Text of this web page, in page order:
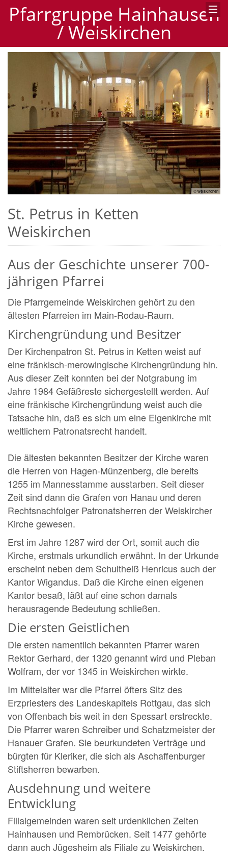
Pfarrgruppe Hainhausen
/ Weiskirchen
© weiskirchen
St. Petrus in Ketten
Weiskirchen
Aus der Geschichte unserer 700-
jährigen Pfarrei
Die Pfarrgemeinde Weiskirchen gehört zu den
ältesten Pfarreien im Main-Rodau-Raum.
Kirchengründung und Besitzer
Der Kirchenpatron St. Petrus in Ketten weist auf
eine fränkisch-merowingische Kirchengründung hin.
Aus dieser Zeit konnten bei der Notgrabung im
Jahre 1984 Gefäßreste sichergestellt werden. Auf
eine fränkische Kirchengründung weist auch die
Tatsache hin, daß es sich um eine Eigenkirche mit
weltlichem Patronatsrecht handelt.
Die ältesten bekannten Besitzer der Kirche waren
die Herren von Hagen-Münzenberg, die bereits
1255 im Mannesstamme ausstarben. Seit dieser
Zeit sind dann die Grafen von Hanau und deren
Rechtsnachfolger Patronatsherren der Weiskircher
Kirche gewesen.
Erst im Jahre 1287 wird der Ort, somit auch die
Kirche, erstmals urkundlich erwähnt. In der Urkunde
erscheint neben dem Schultheiß Henricus auch der
Kantor Wigandus. Daß die Kirche einen eigenen
Kantor besaß, läßt auf eine schon damals
herausragende Bedeutung schließen.
Die ersten Geistlichen
Die ersten namentlich bekannten Pfarrer waren
Rektor Gerhard, der 1320 genannt wird und Pleban
Wolfram, der vor 1345 in Weiskirchen wirkte.
Im Mittelalter war die Pfarrei öfters Sitz des
Erzpriesters des Landeskapitels Rottgau, das sich
von Offenbach bis weit in den Spessart erstreckte.
Die Pfarrer waren Schreiber und Schatzmeister der
Hanauer Grafen. Sie beurkundeten Verträge und
bürgten für Kleriker, die sich als Aschaffenburger
Stiftsherren bewarben.
Ausdehnung und weitere
Entwicklung
Filialgemeinden waren seit urdenklichen Zeiten
Hainhausen und Rembrücken. Seit 1477 gehörte
dann auch Jügesheim als Filiale zu Weiskirchen.